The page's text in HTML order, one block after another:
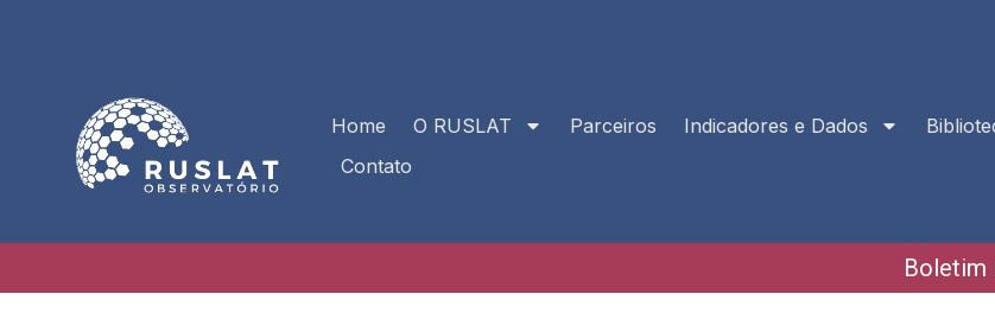
Home O RUSLAT Parceiros Indicadores e Dados
Contato
Boletim